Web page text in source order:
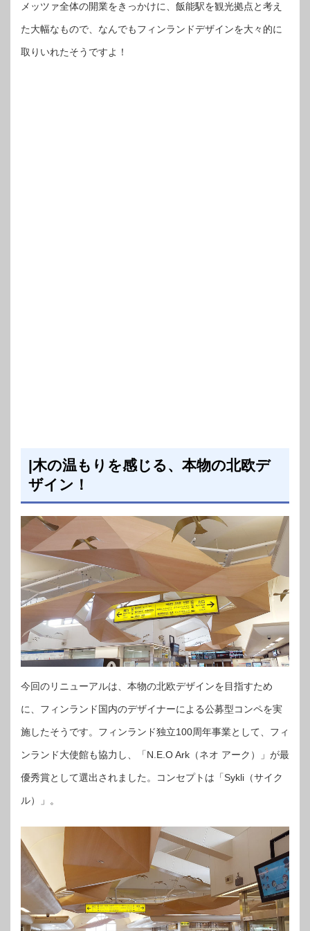
メッツァ全体の開業をきっかけに、飯能駅を観光拠点と考え
た大幅なもので、なんでもフィンランドデザインを大々的に
取りいれたそうですよ！
|木の温もりを感じる、本物の北欧デ
ザイン！
今回のリニューアルは、本物の北欧デザインを目指すため
に、フィンランド国内のデザイナーによる公募型コンペを実
施したそうです。フィンランド独立100周年事業として、フィ
ンランド大使館も協力し、「N.E.O Ark（ネオ アーク）」が最
優秀賞として選出されました。コンセプトは「Sykli（サイク
ル）」。